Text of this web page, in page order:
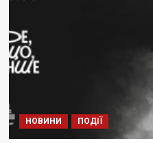
НОВИНИ ПОДІЇ